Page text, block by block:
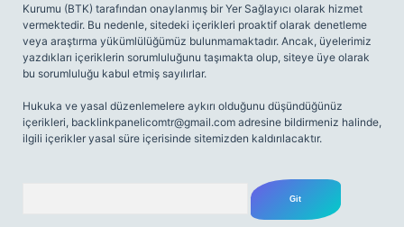
Kurumu (BTK) tarafından onaylanmış bir Yer Sağlayıcı olarak hizmet
vermektedir. Bu nedenle, sitedeki içerikleri proaktif olarak denetleme
veya araştırma yükümlülüğümüz bulunmamaktadır. Ancak, üyelerimiz
yazdıkları içeriklerin sorumluluğunu taşımakta olup, siteye üye olarak
bu sorumluluğu kabul etmiş sayılırlar.
Hukuka ve yasal düzenlemelere aykırı olduğunu düşündüğünüz
içerikleri, backlinkpanelicomtr@gmail.com adresine bildirmeniz halinde,
ilgili içerikler yasal süre içerisinde sitemizden kaldırılacaktır.